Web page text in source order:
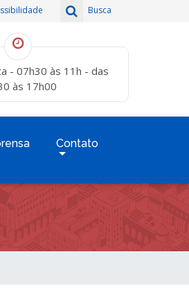
Busca
- 07h30 às 11h - das
às 17h00
Contato